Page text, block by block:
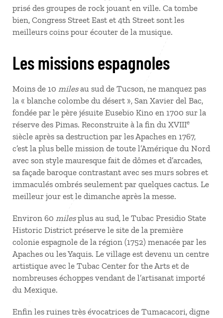
prisé des groupes de rock jouant en ville. Ca tombe
bien, Congress Street East et 4th Street sont les
meilleurs coins pour écouter de la musique.
Les missions espagnoles
Moins de 10 milesau sud de Tucson, ne manquez pas
la « blanche colombe du désert », San Xavier del Bac,
fondée par le père jésuite Eusebio Kino en 1700 sur la
réserve des Pimas. Reconstruite à la fin du XVIIIe
siècle après sa destruction par les Apaches en 1767,
c’est la plus belle mission de toute l’Amérique du Nord
avec son style mauresque fait de dômes et d’arcades,
sa façade baroque contrastant avec ses murs sobres et
immaculés ombrés seulement par quelques cactus. Le
meilleur jour est le dimanche après la messe.
Environ 60 milesplus au sud, le Tubac Presidio State
Historic District préserve le site de la première
colonie espagnole de la région (1752) menacée par les
Apaches ou les Yaquis. Le village est devenu un centre
artistique avec le Tubac Center for the Arts et de
nombreuses échoppes vendant de l’artisanat importé
du Mexique.
Enfin les ruines très évocatrices de Tumacacori, digne